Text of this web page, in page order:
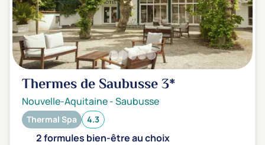
Thermes de Saubusse3*
Nouvelle-Aquitaine-Saubusse
Thermal Spa 4.3
2 formules bien-être au choix